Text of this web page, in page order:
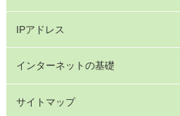
IPアドレス
インターネットの基礎
サイトマップ